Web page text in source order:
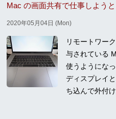
Mac の画面共有で仕事しよう
2020年05月04日 (Mon)
リモートワー
与されている
使うようにな
ディスプレイ
ち込んで外付